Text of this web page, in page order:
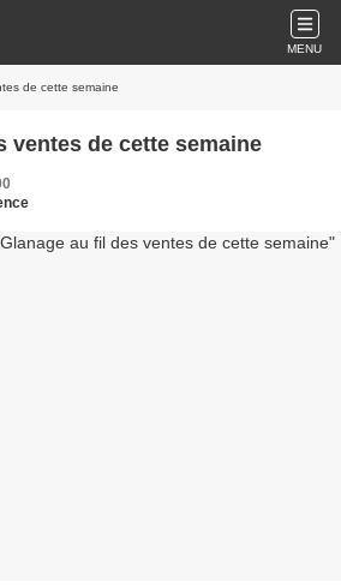
MENU
de cette semaine
ventes de cette semaine